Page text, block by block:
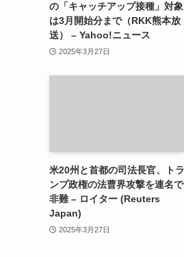
の「キャッチアップ接種」対象
は3月開始分まで（RKK熊本放
送） – Yahoo!ニュース
2025年3月27日
米20州と首都の司法長官、トラ
ンプ政権の法曹界攻撃を連名で
非難 – ロイター (Reuters
Japan)
2025年3月27日